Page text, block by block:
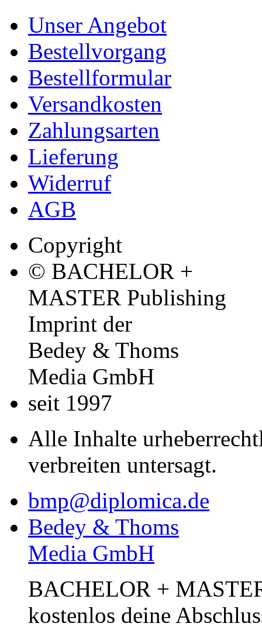
Unser Angebot
Bestellvorgang
Bestellformular
Versandkosten
Zahlungsarten
Lieferung
Widerruf
AGB
Copyright
© BACHELOR +
MASTER Publishing
Imprint der
Bedey & Thoms
Media GmbH
seit 1997
Alle Inhalte
verbreiten untersagt.
bmp@diplomica.de
Bedey & Thoms
Media GmbH
BACHELOR +
kostenlos deine